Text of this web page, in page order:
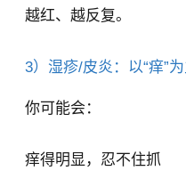
越红、越反复。
3）湿疹/皮炎：以“痒”
你可能会：
痒得明显，忍不住抓